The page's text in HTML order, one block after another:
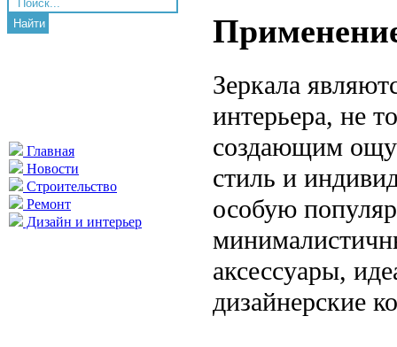
Найти
Главная
Новости
Строительство
Ремонт
Дизайн и интерьер
Зеркала
интерьера, не
создающим
стиль и
особую
аксессуары,
дизайнерские